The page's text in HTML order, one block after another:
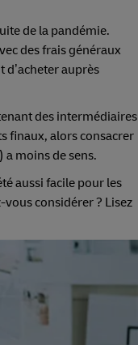
de la pandémie.
des frais généraux
d’acheter auprès
des intermédiaires
finaux, alors consacrer
moins de sens.
aussi facile pour les
considérer ? Lisez